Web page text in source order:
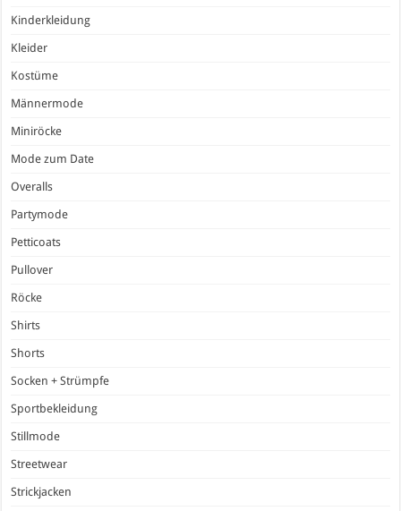
Kinderkleidung
Kleider
Kostüme
Männermode
Miniröcke
Mode zum Date
Overalls
Partymode
Petticoats
Pullover
Röcke
Shirts
Shorts
Socken + Strümpfe
Sportbekleidung
Stillmode
Streetwear
Strickjacken